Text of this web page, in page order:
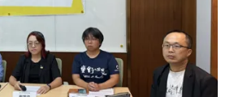
背景的杜文苓，如何幫助台灣拆解核
早在十多年前就投入核能安全與核廢
年更是協助台電、能源署辦理多次核
，可說經驗豐富。杜文苓分析，核廢
來自於社會大眾的既定印象，核廢